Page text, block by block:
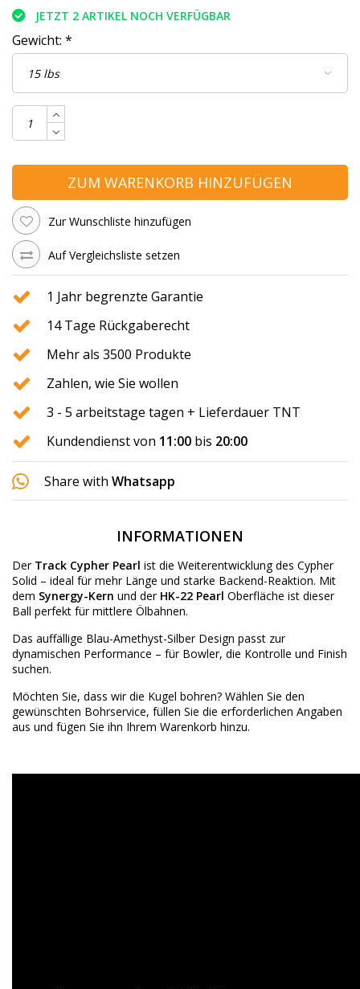
JETZT 2 ARTIKEL NOCH VERFÜGBAR
Gewicht: *
ZUM WARENKORB HINZUFÜGEN
Zur Wunschliste hinzufügen
Auf Vergleichsliste setzen
1 Jahr begrenzte Garantie
14 Tage Rückgaberecht
Mehr als 3500 Produkte
Zahlen, wie Sie wollen
3 - 5 arbeitstage tagen + Lieferdauer TNT
Kundendienst von 11:00 bis 20:00
Share with Whatsapp
INFORMATIONEN
Der Track Cypher Pearl ist die Weiterentwicklung des Cypher
Solid – ideal für mehr Länge und starke Backend-Reaktion. Mit
dem Synergy-Kern und der HK-22 Pearl Oberfläche ist dieser
Ball perfekt für mittlere Ölbahnen.
Das auffällige Blau-Amethyst-Silber Design passt zur
dynamischen Performance – für Bowler, die Kontrolle und Finish
suchen.
Möchten Sie, dass wir die Kugel bohren? Wählen Sie den
gewünschten Bohrservice, füllen Sie die erforderlichen Angaben
aus und fügen Sie ihn Ihrem Warenkorb hinzu.